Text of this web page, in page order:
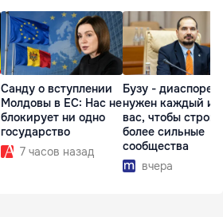
Санду о вступлении
Молдовы в ЕС: Нас не
блокирует ни одно
государство
7 часов назад
Бузу - диаспоре:
нужен каждый из
вас, чтобы
более сильные
сообщества
вчера